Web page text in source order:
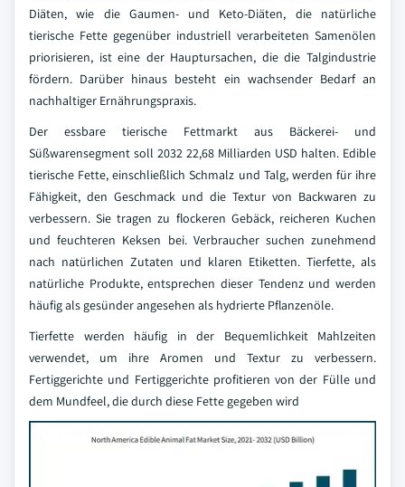
Diäten, wie die Gaumen- und Keto-Diäten, die natürliche
tierische Fette gegenüber industriell verarbeiteten Samenölen
priorisieren, ist eine der Hauptursachen, die die Talgindustrie
fördern. Darüber hinaus besteht ein wachsender Bedarf an
nachhaltiger Ernährungspraxis.
Der essbare tierische Fettmarkt aus Bäckerei- und
Süßwarensegment soll 2032 22,68 Milliarden USD halten. Edible
tierische Fette, einschließlich Schmalz und Talg, werden für ihre
Fähigkeit, den Geschmack und die Textur von Backwaren zu
verbessern. Sie tragen zu flockeren Gebäck, reicheren Kuchen
und feuchteren Keksen bei. Verbraucher suchen zunehmend
nach natürlichen Zutaten und klaren Etiketten. Tierfette, als
natürliche Produkte, entsprechen dieser Tendenz und werden
häufig als gesünder angesehen als hydrierte Pflanzenöle.
Tierfette werden häufig in der Bequemlichkeit Mahlzeiten
verwendet, um ihre Aromen und Textur zu verbessern.
Fertiggerichte und Fertiggerichte profitieren von der Fülle und
dem Mundfeel, die durch diese Fette gegeben wird